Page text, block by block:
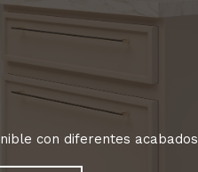
con diferentes acabados